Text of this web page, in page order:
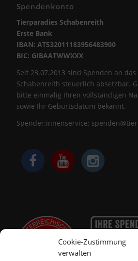
Cookie-Zustimmung
verwalten
Spendenkonto
Tierparadies Schabenreith
Erste Bank
IBAN: AT532011183956483900
BIC: GIBAATWWXXX
Seit 23.07.2013 sind Spenden an
Schabenreith steuerlich absetzbar.
bitte einmalig Ihren vollständigen
sowie Ihr Geburtsdatum bekannt.
Spender:innenservice: